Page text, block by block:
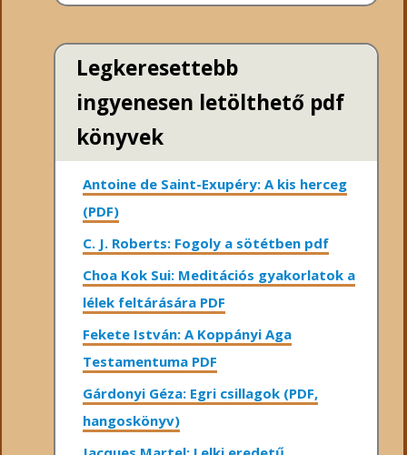
Legkeresettebb
ingyenesen letölthető pdf
könyvek
Antoine de Saint-Exupéry: A kis herceg
(PDF)
C. J. Roberts: Fogoly a sötétben pdf
Choa Kok Sui: Meditációs gyakorlatok a
lélek feltárására PDF
Fekete István: A Koppányi Aga
Testamentuma PDF
Gárdonyi Géza: Egri csillagok (PDF,
hangoskönyv)